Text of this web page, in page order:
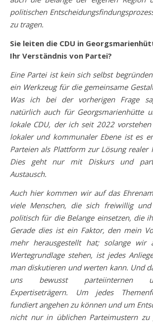
politischen
zu tragen.
Sie leiten die CDU in
Ihr Verständnis von Partei?
Eine Partei ist kein sich selbst
ein Werkzeug für die gemeinsame
Was ich bei der vorherigen Frage
natürlich auch für Georgsmarienhütte
lokale CDU, der ich seit 2022
lokaler und kommunaler Ebene ist es
Parteien als Plattform zur Lösung realer
Dies geht nur mit Diskurs und
Austausch.
Auch hier kommen wir auf das
viele Menschen, die sich freiwillig
politisch für die Belange einsetzen, die
Gerade dies ist ein Faktor, den mein
mehr herausgestellt hat; solange wir
Wertegrundlage stehen, ist jedes
man diskutieren und werten kann. Und
uns bewusst parteiinternen
Expertiseträgern. Um jedes
fundiert angehen zu können und um
nicht nur in üblichen Parteimustern zu